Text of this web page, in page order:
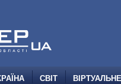
СВІТ